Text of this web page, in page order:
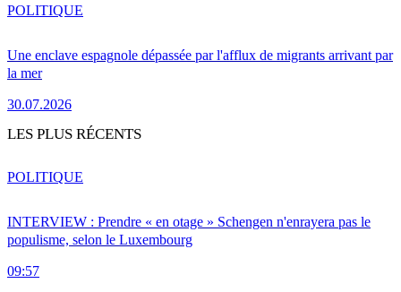
Une enclave espagnole dépassée par l'afflux de migrants arrivant par
la mer
30.07.2026
POLITIQUE
LES PLUS RÉCENTS
INTERVIEW : Prendre « en otage » Schengen n'enrayera pas le
populisme, selon le Luxembourg
09:57
POLITIQUE